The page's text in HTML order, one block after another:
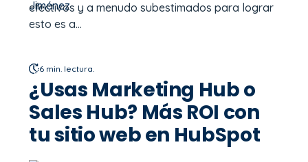
efectivos y a menudo subestimados para lograr
esto es a...
6 min. lectura.
¿Usas Marketing Hub o
Sales Hub? Más ROI con
tu sitio web en HubSpot